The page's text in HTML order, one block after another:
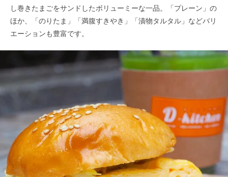
し巻きたまごをサンドしたボリューミーな一品。「プレーン」の
ほか、「のりたま」「満腹すきやき」「漬物タルタル」などバリ
エーションも豊富です。